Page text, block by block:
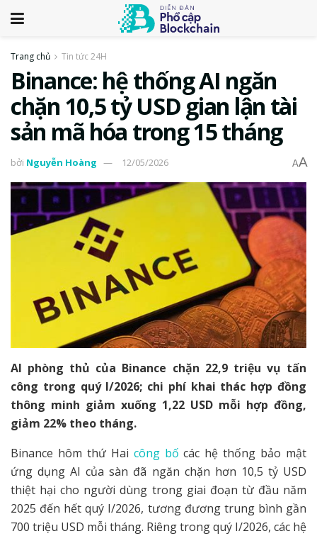
Trang chủ Tin tức 24H
Binance: hệ thống AI ngăn
chặn 10,5 tỷ USD gian lận tài
sản mã hóa trong 15 tháng
bởi Nguyễn Hoàng 12/05/2026 AA
AI phòng thủ của Binance chặn 22,9 triệu vụ tấn
công trong quý I/2026; chi phí khai thác hợp đồng
thông minh giảm xuống 1,22 USD mỗi hợp đồng,
giảm 22% theo tháng.
Binance hôm thứ Hai công bố các hệ thống bảo mật
ứng dụng AI của sàn đã ngăn chặn hơn 10,5 tỷ USD
thiệt hại cho người dùng trong giai đoạn từ đầu năm
2025 đến hết quý I/2026, tương đương trung bình gần
700 triệu USD mỗi tháng. Riêng trong quý I/2026, các hệ